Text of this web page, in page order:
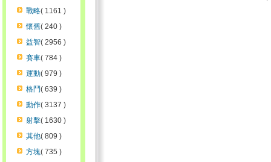
戰略( 1161 )
懷舊( 240 )
益智( 2956 )
賽車( 784 )
運動( 979 )
格鬥( 639 )
動作( 3137 )
射擊( 1630 )
其他( 809 )
方塊( 735 )